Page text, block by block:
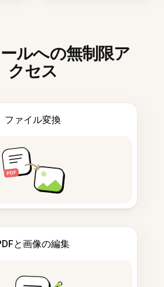
ルへの無制限ア
クセス
ファイル変換
と画像の編集